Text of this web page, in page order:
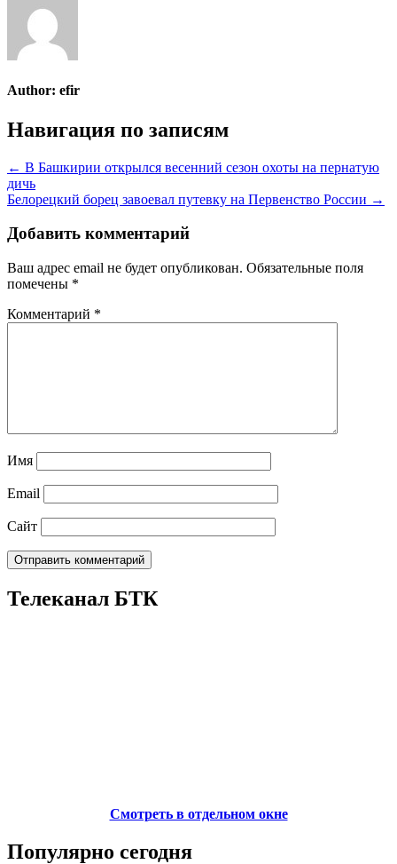
Author: efir
Навигация по записям
← В Башкирии открылся весенний сезон охоты на пернатую
дичь
Белорецкий борец завоевал путевку на Первенство России →
Добавить комментарий
Ваш адрес email не будет опубликован. Обязательные поля
помечены *
Комментарий *
Имя
Email
Сайт
Телеканал БТК
Смотреть в отдельном окне
Популярно сегодня